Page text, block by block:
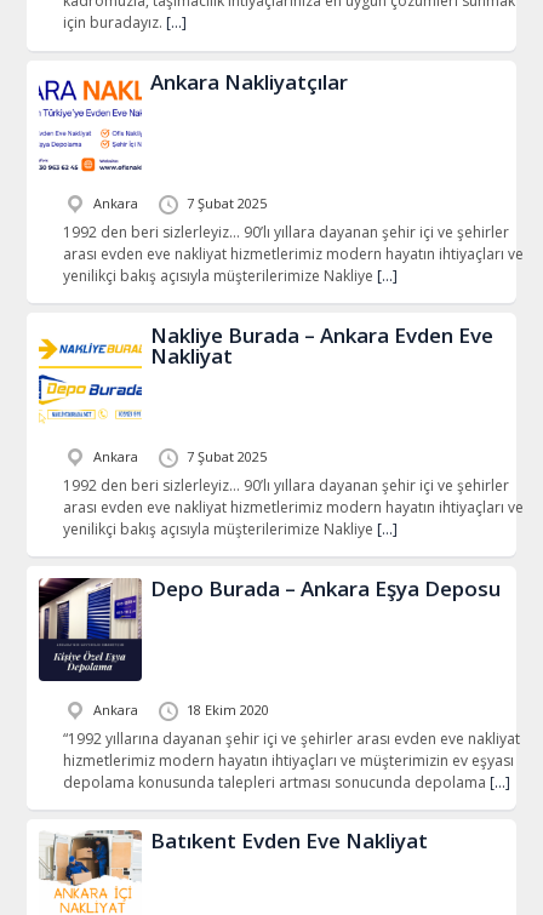
için buradayız. […]
Ankara Nakliyatçılar
Ankara 7 Şubat 2025
1992 den beri sizlerleyiz… 90’lı yıllara dayanan şehir içi ve şehirler
arası evden eve nakliyat hizmetlerimiz modern hayatın ihtiyaçları ve
yenilikçi bakış açısıyla müşterilerimize Nakliye […]
Nakliye Burada – Ankara Evden Eve
Nakliyat
Ankara 7 Şubat 2025
1992 den beri sizlerleyiz… 90’lı yıllara dayanan şehir içi ve şehirler
arası evden eve nakliyat hizmetlerimiz modern hayatın ihtiyaçları ve
yenilikçi bakış açısıyla müşterilerimize Nakliye […]
Depo Burada – Ankara Eşya Deposu
Ankara 18 Ekim 2020
“1992 yıllarına dayanan şehir içi ve şehirler arası evden eve nakliyat
hizmetlerimiz modern hayatın ihtiyaçları ve müşterimizin ev eşyası
depolama konusunda talepleri artması sonucunda depolama […]
Batıkent Evden Eve Nakliyat